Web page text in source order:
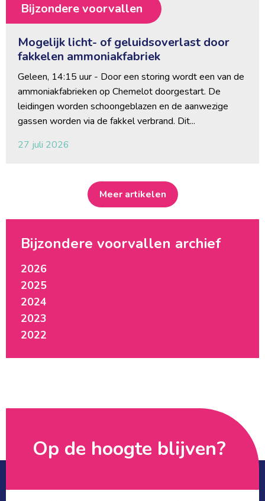
Bijzondere voorvallen
Mogelijk licht- of geluidsoverlast door
fakkelen ammoniakfabriek
Geleen, 14:15 uur - Door een storing wordt een van de
ammoniakfabrieken op Chemelot doorgestart. De
leidingen worden schoongeblazen en de aanwezige
gassen worden via de fakkel verbrand. Dit...
27 juli 2026
Meer artikelen
Bijzondere voorvallen archief
2026
2025
2024
2023
2022
Op de hoogte blijven?